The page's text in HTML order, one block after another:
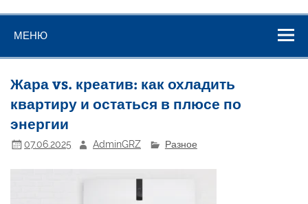
МЕНЮ
Жара vs. креатив: как охладить
квартиру и остаться в плюсе по
энергии
07.06.2025 AdminGRZ Разное